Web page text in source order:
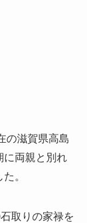
の滋賀県高島
に両親と別れ
。
取りの家禄を